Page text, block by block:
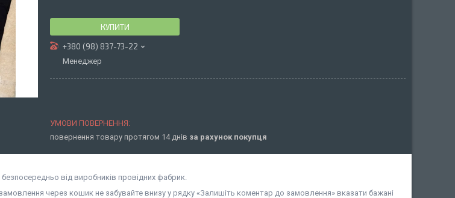
КУПИТИ
+380 (98) 837-73-22
Менеджер
повернення товару протягом 14 днів за рахунок покупця
від виробників провідних фабрик.
через кошик не забувайте внизу у рядку «Залишіть коментар до замовлення» вказати бажані